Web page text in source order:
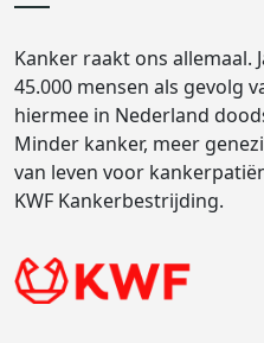
Kanker raakt ons allemaal.
45.000 mensen als gevolg
hiermee in Nederland
Minder kanker, meer
van leven voor
KWF Kankerbestrijding.